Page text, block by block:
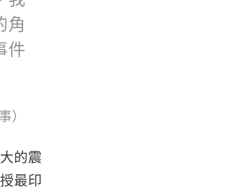
角
件
的震
最印